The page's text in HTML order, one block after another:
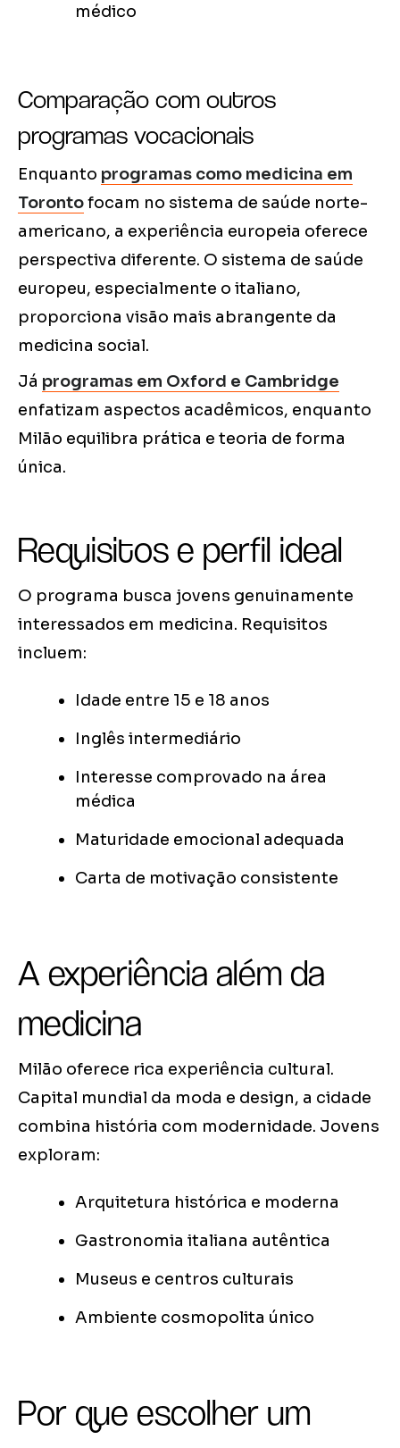
médico
Comparação com outros
programas vocacionais
Enquanto programas como medicina em
Torontofocam no sistema de saúde norte-
americano, a experiência europeia oferece
perspectiva diferente. O sistema de saúde
europeu, especialmente o italiano,
proporciona visão mais abrangente da
medicina social.
Já programas em Oxford e Cambridge
enfatizam aspectos acadêmicos, enquanto
Milão equilibra prática e teoria de forma
única.
Requisitos e perfil ideal
O programa busca jovens genuinamente
interessados em medicina. Requisitos
incluem:
Idade entre 15 e 18 anos
Inglês intermediário
Interesse comprovado na área
médica
Maturidade emocional adequada
Carta de motivação consistente
A experiência além da
medicina
Milão oferece rica experiência cultural.
Capital mundial da moda e design, a cidade
combina história com modernidade. Jovens
exploram:
Arquitetura histórica e moderna
Gastronomia italiana autêntica
Museus e centros culturais
Ambiente cosmopolita único
Por que escolher um